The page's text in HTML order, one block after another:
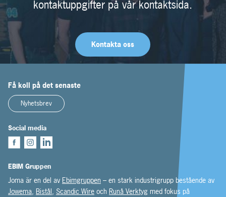
kontaktuppgifter på vår kontaktsida.
Kontakta oss
Få koll på det senaste
Nyhetsbrev
Social media
EBIM Gruppen
Joma är en del av Ebimgruppen – en stark industrigrupp bestående av
Jowema, Bistål, Scandic Wire och Runå Verktyg med fokus på